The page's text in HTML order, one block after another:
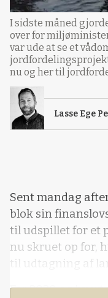
I sidste måned
over for
var ude at se et
nu og her til
Lasse Ege
Sent mandag
blok sin
til udspillet for et
nu skruet op for,
til udtagning af
For 2020 og